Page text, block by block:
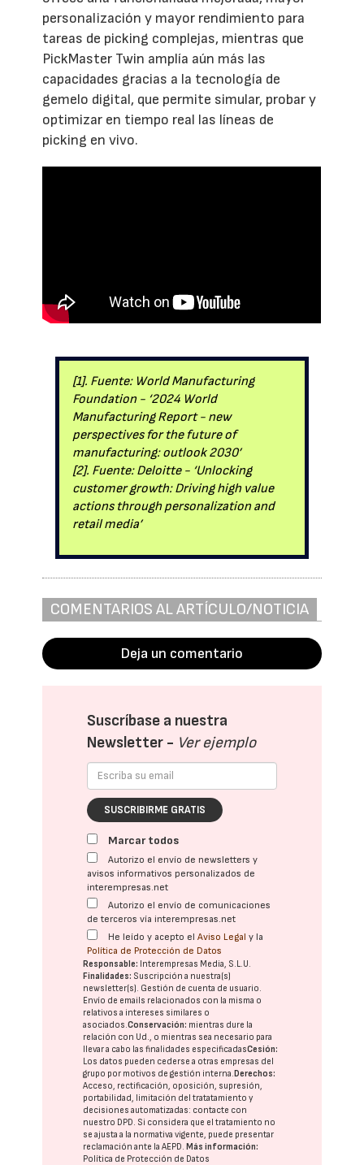
personalización y mayor rendimiento para
tareas de picking complejas, mientras que
PickMaster Twin amplía aún más las
capacidades gracias a la tecnología de
gemelo digital, que permite simular, probar y
optimizar en tiempo real las líneas de
picking en vivo.
[1]. Fuente: World Manufacturing
Foundation - ‘2024 World
Manufacturing Report - new
perspectives for the future of
manufacturing: outlook 2030’
[2]. Fuente: Deloitte - ‘Unlocking
customer growth: Driving high value
actions through personalization and
retail media’
COMENTARIOS AL ARTÍCULO/NOTICIA
Deja un comentario
Suscríbase a nuestra
Newsletter - Ver ejemplo
SUSCRIBIRME GRATIS
Marcar todos
Autorizo el envío de newsletters y
avisos informativos personalizados de
interempresas.net
Autorizo el envío de comunicaciones
de terceros vía interempresas.net
He leído y acepto elAviso Legal y la
Política de Protección de Datos
Responsable: Interempresas Media, S.L.U.
Finalidades: Suscripción a nuestra(s)
newsletter(s). Gestión de cuenta de usuario.
Envío de emails relacionados con la misma o
relativos a intereses similares o
asociados.Conservación: mientras dure la
relación con Ud., o mientras sea necesario para
llevar a cabo las finalidades especificadasCesión:
Los datos pueden cederse a otras empresas del
grupo por motivos de gestión interna.Derechos:
Acceso, rectificación, oposición, supresión,
portabilidad, limitación del tratatamiento y
decisiones automatizadas: contacte con
nuestro DPD. Si considera que el tratamiento no
se ajusta a la normativa vigente, puede presentar
reclamación ante laAEPD.Más información:
Política de Protección de Datos